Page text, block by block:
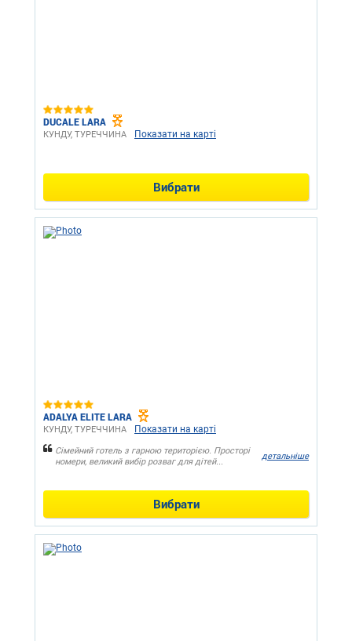
DUCALE LARA
КУНДУ, ТУРЕЧЧИНА Показати на карті
Вибрати
ADALYA ELITE LARA
КУНДУ, ТУРЕЧЧИНА Показати на карті
Сімейний готель з гарною територією. Просторі
номери, великий вибір розваг для дітей...
детальніше
Вибрати